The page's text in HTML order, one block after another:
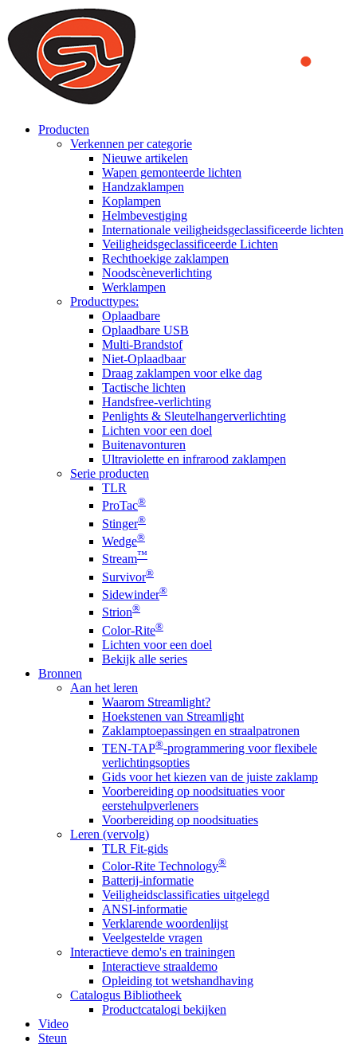
We use cookies to ensure that we provide you the best experience
on our website. By continuing to browse this website, you accept
that cookies are used to help us analyze how the website is used and
to offer you a better experience. To learn more or to find out how
you can disable cookies, you can access our
Producten
Verkennen per categorie
Nieuwe artikelen
Wapen gemonteerde lichten
Handzaklampen
Koplampen
Helmbevestiging
Internationale veiligheidsgeclassificeerde lichten
Veiligheidsgeclassificeerde Lichten
Rechthoekige zaklampen
Noodscèneverlichting
Werklampen
Producttypes:
Oplaadbare
Oplaadbare USB
Multi-Brandstof
Niet-Oplaadbaar
Draag zaklampen voor elke dag
Tactische lichten
Handsfree-verlichting
Penlights & Sleutelhangerverlichting
Lichten voor een doel
Buitenavonturen
Ultraviolette en infrarood zaklampen
Serie producten
TLR
ProTac®
Stinger®
Wedge®
Stream™
Survivor®
Sidewinder®
Strion®
Color-Rite®
Lichten voor een doel
Bekijk alle series
Bronnen
Aan het leren
Waarom Streamlight?
Hoekstenen van Streamlight
Zaklamptoepassingen en straalpatronen
TEN-TAP®-programmering voor flexibele
verlichtingsopties
Gids voor het kiezen van de juiste zaklamp
Voorbereiding op noodsituaties voor
eerstehulpverleners
Voorbereiding op noodsituaties
Leren (vervolg)
TLR Fit-gids
Color-Rite Technology®
Batterij-informatie
Veiligheidsclassificaties uitgelegd
ANSI-informatie
Verklarende woordenlijst
Veelgestelde vragen
Interactieve demo's en trainingen
Interactieve straaldemo
Opleiding tot wetshandhaving
Catalogus Bibliotheek
Productcatalogi bekijken
Video
Steun